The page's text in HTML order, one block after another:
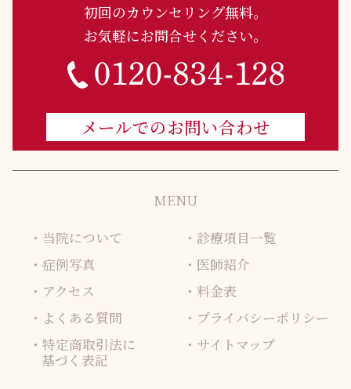
初回のカウンセリング無料。
お気軽にお問合せください。
メールでのお問い合わせ
MENU
当院について
診療項目一覧
症例写真
医師紹介
アクセス
料金表
よくある質問
プライバシーポリシー
特定商取引法に
基づく表記
サイトマップ